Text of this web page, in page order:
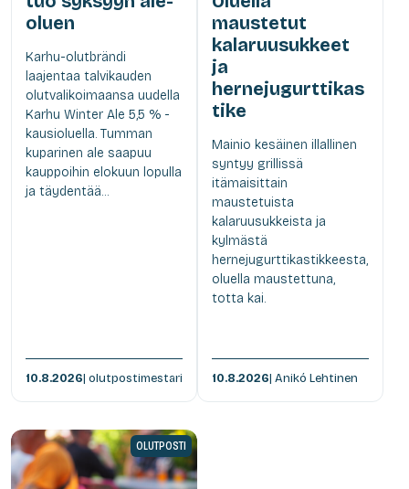
oluen
Karhu-olutbrändi
laajentaa talvikauden
olutvalikoimaansa uudella
Karhu Winter Ale 5,5 % -
kausioluella. Tumman
kuparinen ale saapuu
kauppoihin elokuun lopulla
ja täydentää...
10.8.2026| olutpostimestari
maustetut
kalaruusukkeet
ja
hernejugurttikas
tike
Mainio kesäinen illallinen
syntyy grillissä
itämaisittain
maustetuista
kalaruusukkeista ja
kylmästä
hernejugurttikastikkeesta,
oluella maustettuna,
totta kai.
10.8.2026| Anikó Lehtinen
OLUTPOSTI